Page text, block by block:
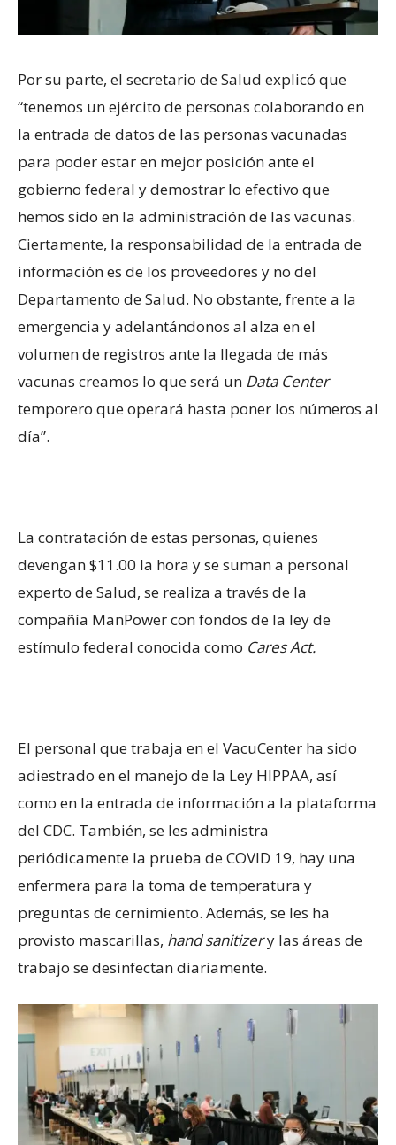
Por su parte, el secretario de Salud explicó que
“tenemos un ejército de personas colaborando en
la entrada de datos de las personas vacunadas
para poder estar en mejor posición ante el
gobierno federal y demostrar lo efectivo que
hemos sido en la administración de las vacunas.
Ciertamente, la responsabilidad de la entrada de
información es de los proveedores y no del
Departamento de Salud. No obstante, frente a la
emergencia y adelantándonos al alza en el
volumen de registros ante la llegada de más
vacunas creamos lo que será un Data Center
temporero que operará hasta poner los números al
día”.
La contratación de estas personas, quienes
devengan $11.00 la hora y se suman a personal
experto de Salud, se realiza a través de la
compañía ManPower con fondos de la ley de
estímulo federal conocida como Cares Act.
El personal que trabaja en el VacuCenter ha sido
adiestrado en el manejo de la Ley HIPPAA, así
como en la entrada de información a la plataforma
del CDC. También, se les administra
periódicamente la prueba de COVID 19, hay una
enfermera para la toma de temperatura y
preguntas de cernimiento. Además, se les ha
provisto mascarillas, hand sanitizery las áreas de
trabajo se desinfectan diariamente.